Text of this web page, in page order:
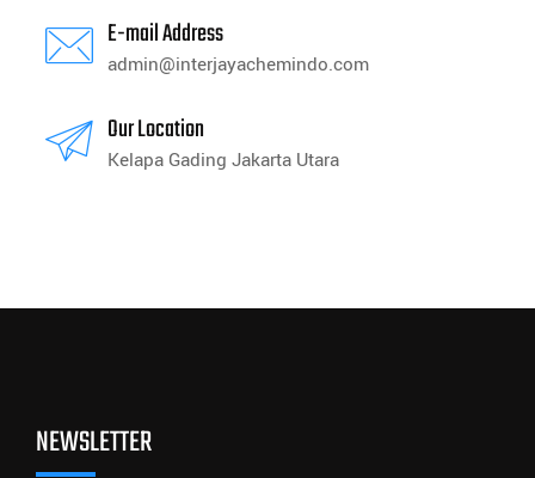
E-mail Address
admin@interjayachemindo.com
Our Location
Kelapa Gading Jakarta Utara
NEWSLETTER